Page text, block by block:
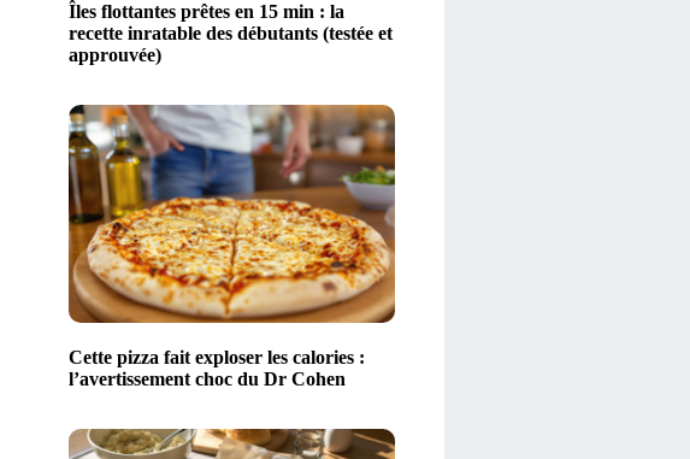
Îles flottantes prêtes en 15 min : la
recette inratable des débutants (testée et
approuvée)
Cette pizza fait exploser les calories :
l’avertissement choc du Dr Cohen